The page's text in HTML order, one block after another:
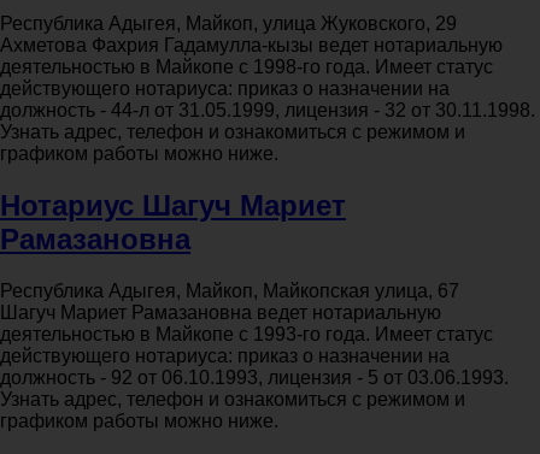
Республика Адыгея, Майкоп, улица Жуковского, 29
Ахметова Фахрия Гадамулла-кызы ведет нотариальную
деятельностью в Майкопе с 1998-го года. Имеет статус
действующего нотариуса: приказ о назначении на
должность - 44-л от 31.05.1999, лицензия - 32 от 30.11.1998.
Узнать адрес, телефон и ознакомиться с режимом и
графиком работы можно ниже.
Нотариус Шагуч Мариет
Рамазановна
Республика Адыгея, Майкоп, Майкопская улица, 67
Шагуч Мариет Рамазановна ведет нотариальную
деятельностью в Майкопе с 1993-го года. Имеет статус
действующего нотариуса: приказ о назначении на
должность - 92 от 06.10.1993, лицензия - 5 от 03.06.1993.
Узнать адрес, телефон и ознакомиться с режимом и
графиком работы можно ниже.